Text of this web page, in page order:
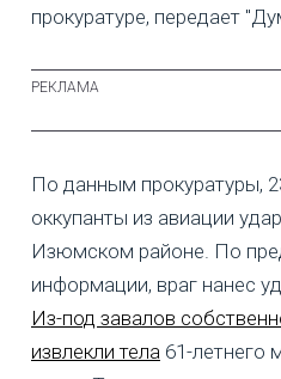
прокуратуре, передает
По данным прокуратуры,
оккупанты из авиации
Изюмском районе. По
информации, враг нанес
Из-под завалов
извлекли тела 61-летнего